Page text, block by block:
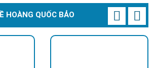
HOÀNG QUỐC BẢO